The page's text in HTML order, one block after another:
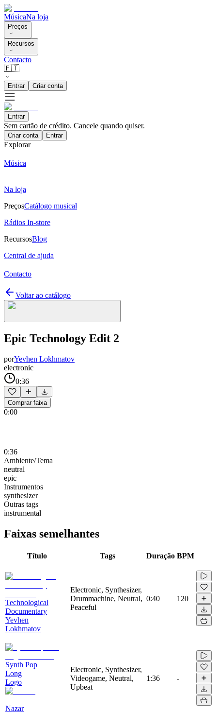
MúsicaNa loja
Preços
Recursos
Contacto
🇵🇹
Entrar Criar conta
Entrar
Sem cartão de crédito. Cancele quando quiser.
Criar conta Entrar
Explorar
Música
Na loja
PreçosCatálogo musical
Rádios In-store
RecursosBlog
Central de ajuda
Contacto
Voltar ao catálogo
Epic Technology Edit 2
porYevhen Lokhmatov
electronic
0:36
Comprar faixa
0:00
0:36
Ambiente/Tema
neutral
epic
Instrumentos
synthesizer
Outras tags
instrumental
Faixas semelhantes
Título Tags Duração BPM
Technological
Documentary
Yevhen
Lokhmatov
Electronic, Synthesizer,
Drummachine, Neutral,
Peaceful
0:40 120
Synth Pop
Long
Logo
Nazar
Electronic, Synthesizer,
Videogame, Neutral,
Upbeat
1:36 -